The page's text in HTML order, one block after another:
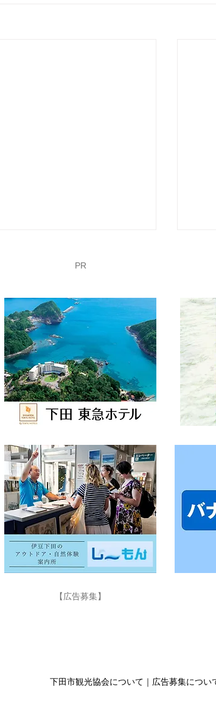
1/26 第60回 下田温泉水仙ま
つり開花状況【最盛期】
1/
つ
PR
【広告募集】
下田市観光協会について ｜ 広告募集につい